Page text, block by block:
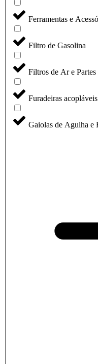
Ferramentas e
Filtro de Gasolina
Filtros de Ar e Partes
Furadeiras acopláveis
Gaiolas de Agulha e